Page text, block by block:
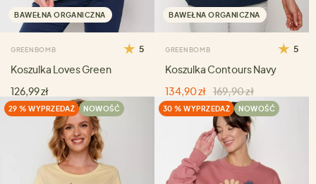
BAWEŁNA ORGANICZNA
GREENBOMB 5
Koszulka Loves Green
126,99 zł
BAWEŁNA ORGANICZNA
GREENBOMB 5
Koszulka Contours Navy
134,90 zł 169,90 zł
29 % WYPRZEDAŻ NOWOŚĆ 30 % WYPRZEDAŻ NOWOŚĆ